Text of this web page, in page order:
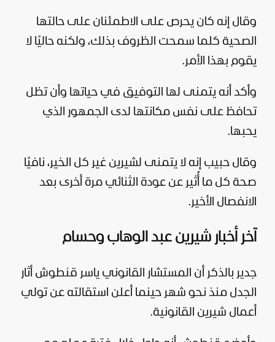
وقال إنه كان يحرص على الاطمئنان على حالتها
الصحية كلما سمحت الظروف بذلك، ولكنه حاليًا لا
يقوم بهذا الأمر.
وأكد أنه يتمنى لها التوفيق في حياتها وأن تظل
تحافظ على نفس مكانتها لدى الجمهور الذي
يحبها.
وقال حبيب إنه لا يتمنى لشيرين غير كل الخير، نافيًا
صحة كل ما أُثير عن عودة الثنائي مرة أخرى بعد
الانفصال الأخير.
آخر أخبار شيرين عبد الوهاب وحسام
جدير بالذكر أن المستشار القانوني ياسر قنطوش أثار
الجدل منذ نحو شهر حينما أعلن استقالته عن تولي
أعمال شيرين القانونية.